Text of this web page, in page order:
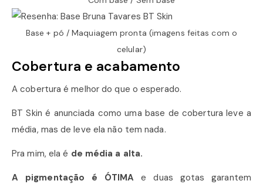
Base + pó / Maquiagem pronta (imagens feitas com o
celular)
Cobertura e acabamento
A cobertura é melhor do que o esperado.
BT Skin é anunciada como uma base de cobertura leve a
média, mas de leve ela não tem nada.
Pra mim, ela é de média a alta.
A pigmentação é ÓTIMA e duas gotas garantem